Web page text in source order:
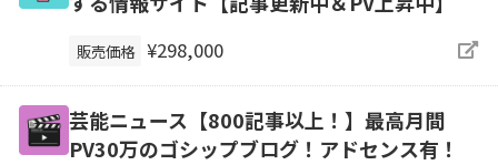
販売価格 ¥298,000
芸能ニュース【800記事以上！】最高月間
PV30万のゴシップブログ！アドセンス有！